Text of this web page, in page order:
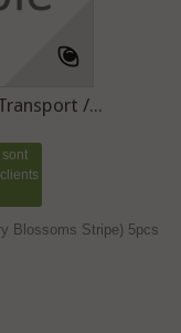
/...
Blossoms Stripe) 5pcs